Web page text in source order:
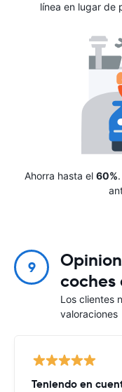
línea en lugar de
Ahorra hasta el 60%
9
coches
Los clientes
valoraciones
Teniendo en